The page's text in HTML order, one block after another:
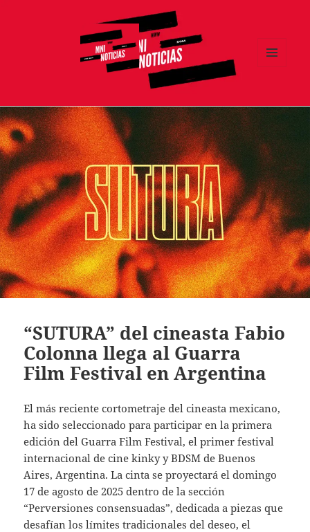
“SUTURA” del cineasta Fabio
Colonna llega al Guarra
Film Festival en Argentina
El más reciente cortometraje del cineasta mexicano,
ha sido seleccionado para participar en la primera
edición del Guarra Film Festival, el primer festival
internacional de cine kinky y BDSM de Buenos
Aires, Argentina. La cinta se proyectará el domingo
17 de agosto de 2025 dentro de la sección
“Perversiones consensuadas”, dedicada a piezas que
desafían los límites tradicionales del deseo, el